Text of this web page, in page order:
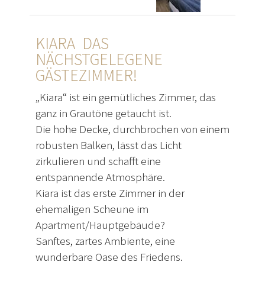
KIARA DAS
NÄCHSTGELEGENE
GÄSTEZIMMER!
„Kiara“ ist ein gemütliches Zimmer, das
ganz in Grautöne getaucht ist.
Die hohe Decke, durchbrochen von einem
robusten Balken, lässt das Licht
zirkulieren und schafft eine
entspannende Atmosphäre.
Kiara ist das erste Zimmer in der
ehemaligen Scheune im
Apartment/Hauptgebäude?
Sanftes, zartes Ambiente, eine
wunderbare Oase des Friedens.